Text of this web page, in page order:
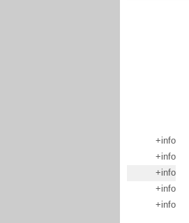
+info
+info
+info
+info
+info